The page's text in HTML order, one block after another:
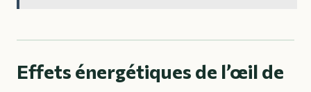
Effets énergétiques de l’œil de